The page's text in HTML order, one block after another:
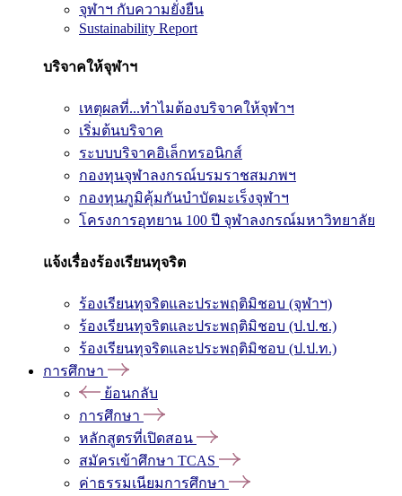
จุฬาฯ กับความยั่งยืน
Sustainability Report
บริจาคให้จุฬาฯ
เหตุผลที่...ทำไมต้องบริจาคให้จุฬาฯ
เริ่มต้นบริจาค
ระบบบริจาคอิเล็กทรอนิกส์
กองทุนจุฬาลงกรณ์บรมราชสมภพฯ
กองทุนภูมิคุ้มกันบำบัดมะเร็งจุฬาฯ
โครงการอุทยาน 100 ปี จุฬาลงกรณ์มหาวิทยาลัย
แจ้งเรื่องร้องเรียนทุจริต
ร้องเรียนทุจริตและประพฤติมิชอบ (จุฬาฯ)
ร้องเรียนทุจริตและประพฤติมิชอบ (ป.ป.ช.)
ร้องเรียนทุจริตและประพฤติมิชอบ (ป.ป.ท.)
การศึกษา
ย้อนกลับ
การศึกษา
หลักสูตรที่เปิดสอน
สมัครเข้าศึกษา TCAS
ค่าธรรมเนียมการศึกษา